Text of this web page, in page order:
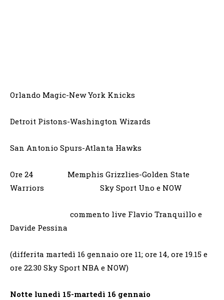
Orlando Magic-New York Knicks
Detroit Pistons-Washington Wizards
San Antonio Spurs-Atlanta Hawks
Ore 24 Memphis Grizzlies-Golden State
Warriors Sky Sport Uno e NOW
commento live Flavio Tranquillo e
Davide Pessina
(differita martedì 16 gennaio ore 11; ore 14, ore 19.15 e
ore 22.30 Sky Sport NBA e NOW)
Notte lunedì 15-martedì 16 gennaio